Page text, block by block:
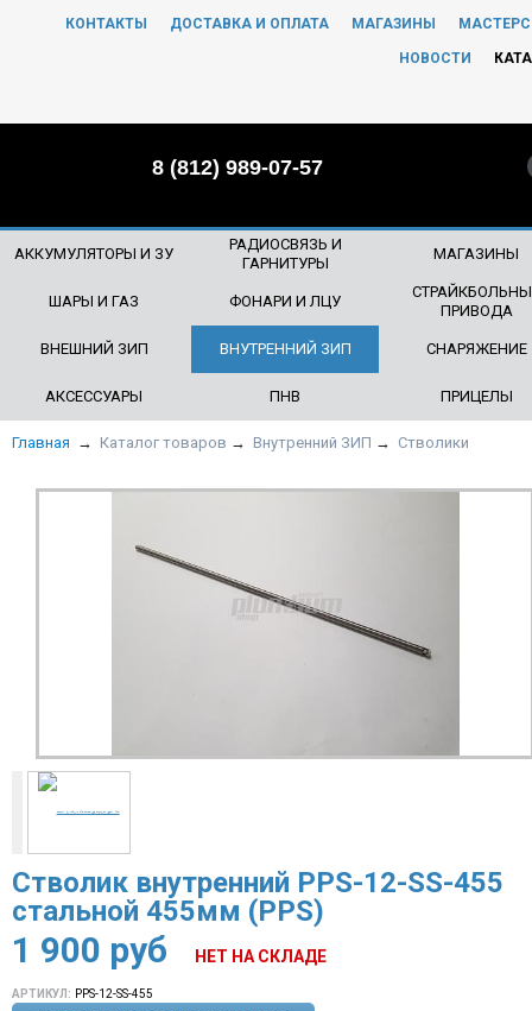
КОНТАКТЫ ДОСТАВКА И ОПЛАТА МАГАЗИНЫ
НОВОСТИ
8 (812) 989-07-57
АККУМУЛЯТОРЫ И ЗУ
РАДИОСВЯЗЬ И
ГАРНИТУРЫ
МАГАЗИНЫ
ШАРЫ И ГАЗ ФОНАРИ И ЛЦУ
ПРИВОДА
ВНЕШНИЙ ЗИП ВНУТРЕННИЙ ЗИП СНАРЯЖЕНИЕ
АКСЕССУАРЫ ПНВ ПРИЦЕЛЫ
Главная → Каталог товаров → Внутренний ЗИП → Стволики
Стволик внутренний PPS-12-SS-455
стальной 455мм (PPS)
1 900 руб НЕТ НА СКЛАДЕ
АРТИКУЛ: PPS-12-SS-455
ЧТО БУДЕМ ИСКАТЬ?